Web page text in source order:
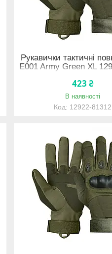
Рукавички тактичні
E001 Army Green XL
423 ₴
В наявності
12922-81312